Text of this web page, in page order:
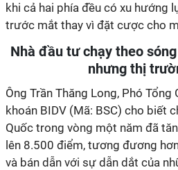
khi cả hai phía đều có xu hướng
trước mắt thay vì đặt cược cho
Nhà đầu tư chạy theo
nhưng thị
Ông Trần Thăng Long, Phó Tổng
khoán BIDV (Mã: BSC) cho biết
Quốc trong vòng một năm đã
lên 8.500 điểm, tương đương
và bán dẫn với sự dẫn dắt của